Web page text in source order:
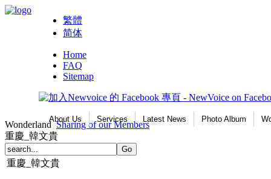
繁體
简体
Home
FAQ
Sitemap
About Us Services Latest News Photo Album
Wonderland Sharing of our Members
重慶_韓文貴
重慶_韓文貴